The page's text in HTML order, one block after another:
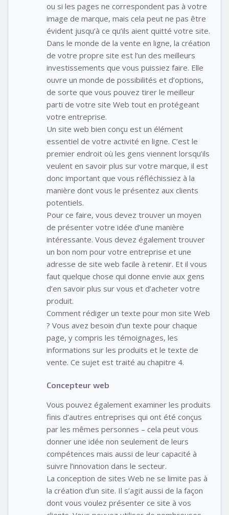
ou si les pages ne correspondent pas à votre
image de marque, mais cela peut ne pas être
évident jusqu’à ce qu’ils aient quitté votre site.
Dans le monde de la vente en ligne, la création
de votre propre site est l’un des meilleurs
investissements que vous puissiez faire. Elle
ouvre un monde de possibilités et d’options,
de sorte que vous pouvez tirer le meilleur
parti de votre site Web tout en protégeant
votre entreprise.
Un site web bien conçu est un élément
essentiel de votre activité en ligne. C’est le
premier endroit où les gens viennent lorsqu’ils
veulent en savoir plus sur votre marque, il est
donc important que vous réfléchissiez à la
manière dont vous le présentez aux clients
potentiels.
Pour ce faire, vous devez trouver un moyen
de présenter votre idée d’une manière
intéressante. Vous devez également trouver
un bon nom pour votre entreprise et une
adresse de site web facile à retenir. Et il vous
faut quelque chose qui donne envie aux gens
d’en savoir plus sur vous et d’acheter votre
produit.
Comment rédiger un texte pour mon site Web
? Vous avez besoin d’un texte pour chaque
page, y compris les témoignages, les
informations sur les produits et le texte de
vente. Ce sujet est traité au chapitre 4.
Concepteur web
Vous pouvez également examiner les produits
finis d’autres entreprises qui ont été conçus
par les mêmes personnes – cela peut vous
donner une idée non seulement de leurs
compétences mais aussi de leur capacité à
suivre l’innovation dans le secteur.
La conception de sites Web ne se limite pas à
la création d’un site. Il s’agit aussi de la façon
dont vous voulez présenter ce site à vos